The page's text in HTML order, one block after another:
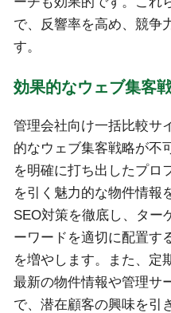
で、反響率を高め、競争
す。
効果的なウェブ集客
管理会社向け一括比較サ
的なウェブ集客戦略が不
を明確に打ち出したプロ
を引く魅力的な物件情報
SEO対策を徹底し、ター
ーワードを適切に配置す
を増やします。また、定
最新の物件情報や管理サ
で、潜在顧客の興味を引